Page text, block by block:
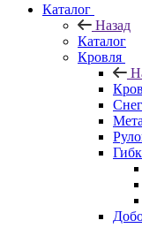
Каталог
Назад
Каталог
Кровля